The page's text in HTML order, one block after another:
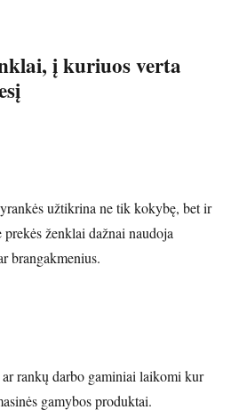
į kuriuos verta
užtikrina ne tik kokybę, bet ir
ženklai dažnai naudoja
brangakmenius.
rankų darbo gaminiai laikomi kur
gamybos produktai.